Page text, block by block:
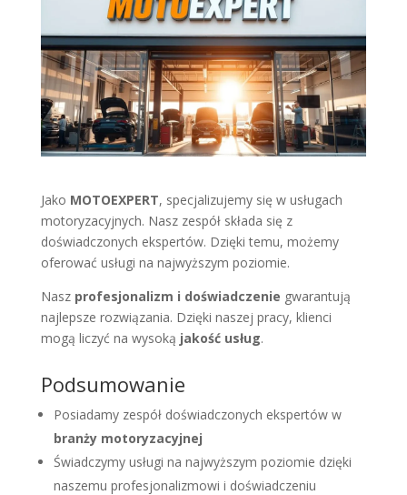
Jako MOTOEXPERT, specjalizujemy się w usługach
motoryzacyjnych. Nasz zespół składa się z
doświadczonych ekspertów. Dzięki temu, możemy
oferować usługi na najwyższym poziomie.
Nasz profesjonalizm i doświadczenie gwarantują
najlepsze rozwiązania. Dzięki naszej pracy, klienci
mogą liczyć na wysoką jakość usług.
Podsumowanie
Posiadamy zespół doświadczonych ekspertów w
branży motoryzacyjnej
Świadczymy usługi na najwyższym poziomie dzięki
naszemu profesjonalizmowi i doświadczeniu